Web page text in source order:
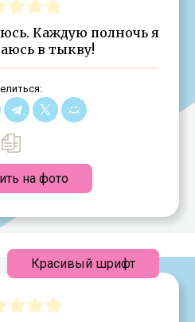
Каждую полночь я
в тыкву!
на фото
Красивый шрифт